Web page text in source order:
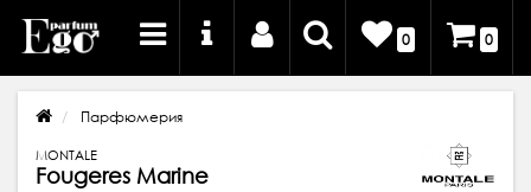
0 0
Парфюмерия
MONTALE
Fougeres Marine